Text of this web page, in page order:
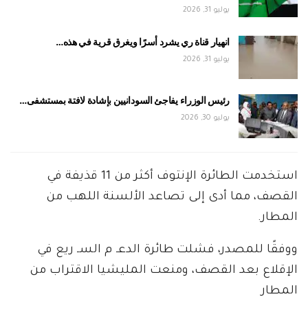
يوليو 31, 2026
انهيار قناة ري يشرد أسرًا ويغرق قرية في هذه…
يوليو 31, 2026
رئيس الوزراء يفاجئ السودانيين بإشادة لافتة بمستشفى…
يوليو 30, 2026
استخدمت الطائرة الإنتوف أكثر من 11 قذيفة في
القصف، مما أدى إلى تصاعد الألسنة اللهب من
المطار.
ووفقًا للمصدر، فشلت طائرة الدعـ م السـ ريع في
الإقلاع بعد القصف، ومنعت المليشيا الاقتراب من
المطار